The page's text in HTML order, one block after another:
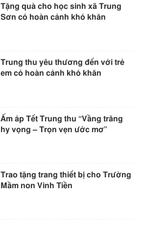
Tặng quà cho học sinh xã Trung
Sơn có hoàn cảnh khó khăn
Trung thu yêu thương đến với trẻ
em có hoàn cảnh khó khăn
Ấm áp Tết Trung thu “Vầng trăng
hy vọng – Trọn vẹn ước mơ”
Trao tặng trang thiết bị cho Trường
Mầm non Vinh Tiền